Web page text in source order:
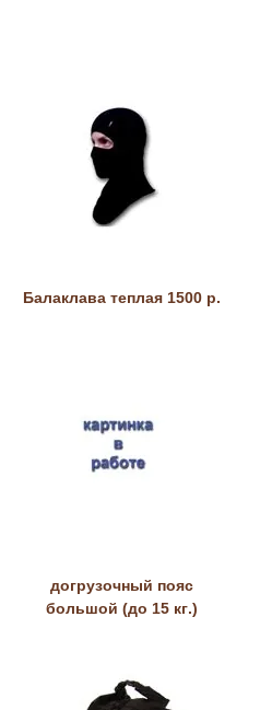
Балаклава теплая 1500 р.
догрузочный пояс
большой (до 15 кг.)